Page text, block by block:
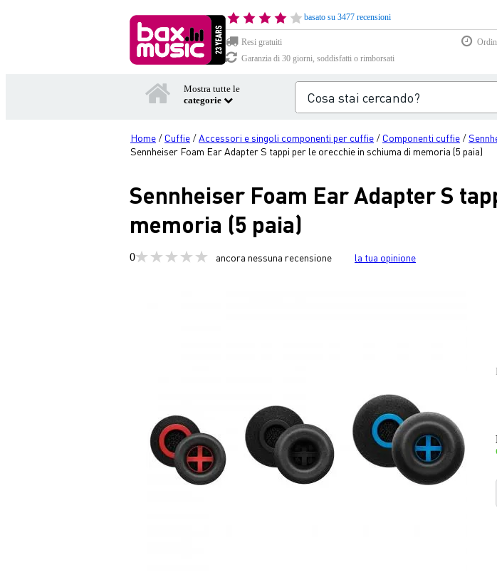
basato su 3477 recensioni
Resi gratuiti
Garanzia di 30 giorni, soddisfatti o rimborsati
Mostra tutte le
categorie
Home / Cuffie /Accessori e singoli componenti per cuffie / Componenti cuffie /
Sennheiser Foam Ear Adapter S tappi per le orecchie in schiuma di memoria (5 paia)
Sennheiser Foam Ear Adapter S
memoria (5 paia)
0 ancora nessuna recensione la tua opinione